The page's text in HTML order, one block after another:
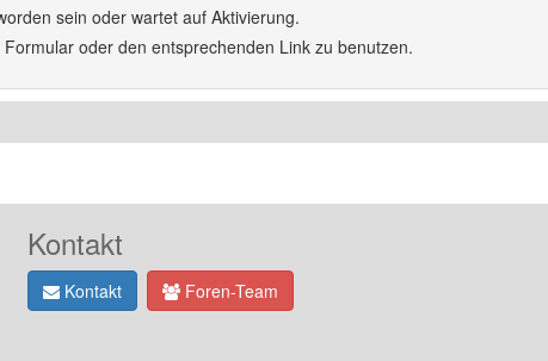
sein oder wartet auf Aktivierung.
oder den entsprechenden Link zu benutzen.
Kontakt
Kontakt Foren-Team